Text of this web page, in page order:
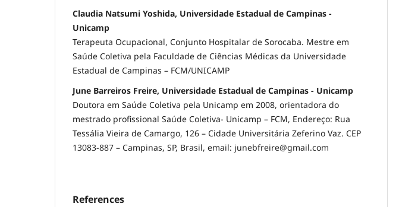
Claudia Natsumi Yoshida, Universidade Estadual de Campinas -
Unicamp
Terapeuta Ocupacional, Conjunto Hospitalar de Sorocaba. Mestre em
Saúde Coletiva pela Faculdade de Ciências Médicas da Universidade
Estadual de Campinas – FCM/UNICAMP
June Barreiros Freire, Universidade Estadual de Campinas - Unicamp
Doutora em Saúde Coletiva pela Unicamp em 2008, orientadora do
mestrado profissional Saúde Coletiva- Unicamp – FCM, Endereço: Rua
Tessália Vieira de Camargo, 126 – Cidade Universitária Zeferino Vaz. CEP
13083-887 – Campinas, SP, Brasil, email: junebfreire@gmail.com
References